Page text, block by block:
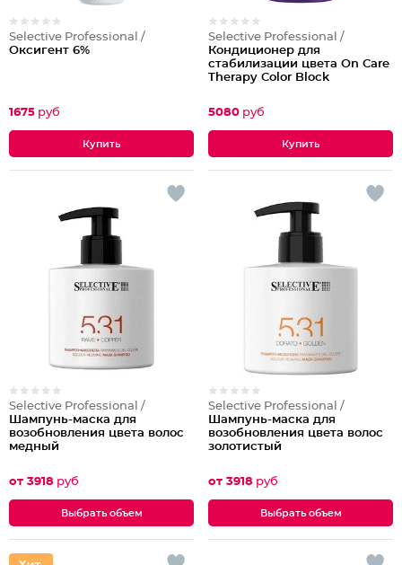
Selective Professional /
Оксигент 6%
1675 руб
Selective Professional /
Кондиционер для
стабилизации цвета On Care
Therapy Color Block
5080 руб
Selective Professional /
Шампунь-маска для
возобновления цвета волос
медный
от 3918 руб
Выбрать объем
Selective Professional /
Шампунь-маска для
возобновления цвета волос
золотистый
от 3918 руб
Выбрать объем